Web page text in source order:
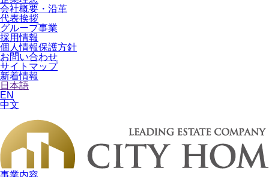
会社概要・沿革
代表挨拶
グループ事業
採用情報
個人情報保護方針
お問い合わせ
サイトマップ
新着情報
日本語
EN
中文
事業内容